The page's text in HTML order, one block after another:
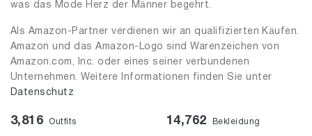
was das Mode Herz der Männer begehrt.
Als Amazon-Partner verdienen wir an qualifizierten Käufen.
Amazon und das Amazon-Logo sind Warenzeichen von
Amazon.com, Inc. oder eines seiner verbundenen
Unternehmen. Weitere Informationen finden Sie unter
Datenschutz
3,816 Outfits 14,762 Bekleidung